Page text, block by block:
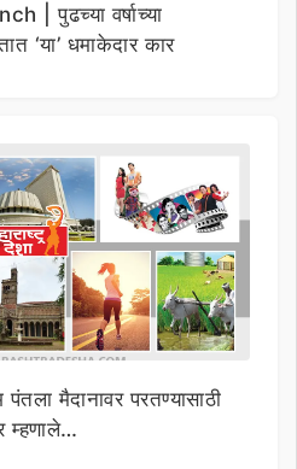
| पुढच्या वर्षाच्या
‘या’ धमाकेदार कार
मैदानावर परतण्यासाठी
म्हणाले…